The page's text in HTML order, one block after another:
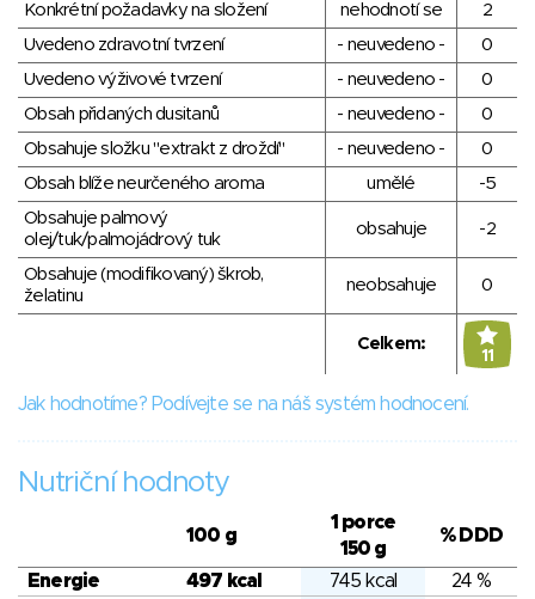
Konkrétní požadavky na složení nehodnotí se
2
Uvedeno zdravotní tvrzení
- neuvedeno -
0
Uvedeno výživové tvrzení
- neuvedeno -
0
Obsah přidaných dusitanů
- neuvedeno -
0
Obsahuje složku "extrakt z droždí"
- neuvedeno -
0
Obsah blíže neurčeného aroma
umělé
-5
Obsahuje palmový
olej/tuk/palmojádrový tuk
obsahuje -2
Obsahuje (modifikovaný) škrob,
želatinu
neobsahuje 0
Celkem:
11
Jak hodnotíme? Podívejte se na náš systém hodnocení.
Nutriční hodnoty
100 g
1 porce
150 g
% DDD
Energie 497 kcal 745 kcal
24 %